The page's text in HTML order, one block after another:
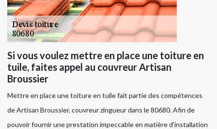
Si vous voulez mettre en place une toiture en
tuile, faites appel au couvreur Artisan
Broussier
Mettre en place une toiture en tuile fait partie des compétences
de Artisan Broussier, couvreur zingueur dans le 80680. Afin de
pouvoir fournir une prestation impeccable en matière d’installation